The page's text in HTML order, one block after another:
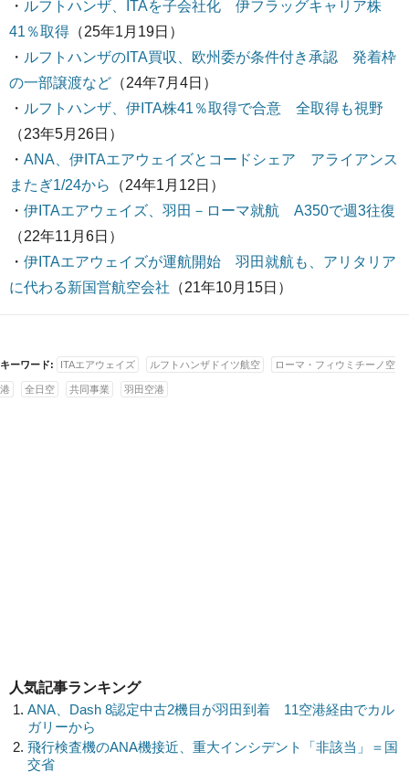
・ ルフトハンザ、ITAを子会社化 伊フラッグキャリア株
41％取得 （25年1月19日）
・ ルフトハンザのITA買収、欧州委が条件付き承認 発着枠
の一部譲渡など （24年7月4日）
・ ルフトハンザ、伊ITA株41％取得で合意 全取得も視野
（23年5月26日）
・ ANA、伊ITAエアウェイズとコードシェア アライアンス
またぎ1/24から
（24年1月12日）
・ 伊ITAエアウェイズ、羽田－ローマ就航 A350で週3往復
（22年11月6日）
・ 伊ITAエアウェイズが運航開始 羽田就航も、アリタリア
に代わる新国営航空会社 （21年10月15日）
キーワード: ITAエアウェイズ ルフトハンザドイツ航空 ローマ・フィウミチーノ空
港 全日空 共同事業 羽田空港
人気記事ランキング
ANA、Dash 8認定中古2機目が羽田到着 11空港経由でカル
ガリーから
飛行検査機のANA機接近、重大インシデント「非該当」＝国
交省